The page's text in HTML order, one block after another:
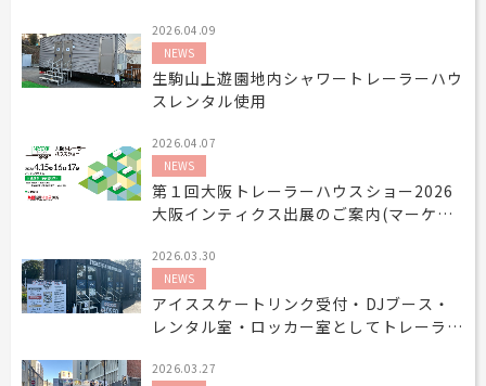
フランチャイズ事業
Franchise business
2026.04.09
NEWS
生駒山上遊園地内シャワートレーラーハウ
スレンタル使用
2026.04.07
NEWS
第１回大阪トレーラーハウスショー2026
大阪インティクス出展のご案内(マーケテ
2026.03.30
NEWS
アイススケートリンク受付・DJブース・
レンタル室・ロッカー室としてトレーラー
2026.03.27